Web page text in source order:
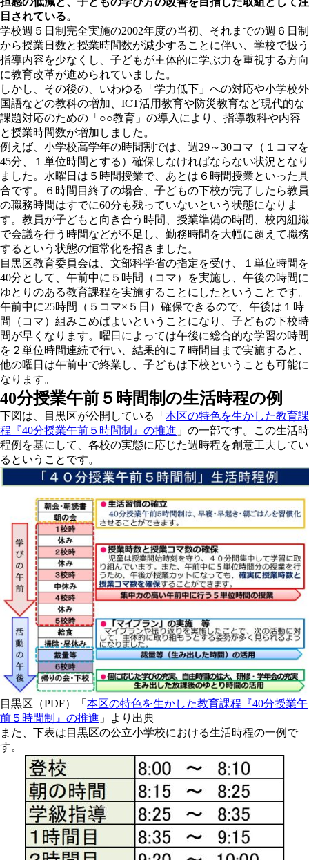
目されている。
学校週５日制完全実施の2002年度の当初、それまでの週６日制
から授業日数と授業時間数が減少することに伴い、学校で扱う
指導内容を少なくし、子どもが主体的に学ぶ力を重視する方向
に教育改革が進められていました。
しかし、その後の、いわゆる「学力低下」への対応や小学校外
国語などの教科の増加、ICT活用教育や防災教育など現代的な
課題対応のための「○○教育」の導入により、指導教科や内容
と授業時間数が増加しました。
例えば、小学校高学年の時間割では、週29～30コマ（１コマを
45分、１単位時間とする）確保しなければならない状況となり
ました。水曜日は５時間授業で、あとは６時間授業といった具
合です。６時間目終了の場合、子どもの下校が完了したら教員
の職務時間はすでに60分も残っていないという状態になりま
す。教員が子どもと向き合う時間、授業準備の時間、校内組織
で会議を行う時間などが不足し、勤務時間を大幅に超えて職務
するという状態の恒常化を招きました。
目黒区教育委員会は、文部科学省の指定を受け、１単位時間を
40分として、午前中に５時間（コマ）を実施し、午後の時間に
ゆとりのある教育課程を実施することにしたということです。
午前中に25時間（５コマ×５日）確保できるので、午後は１時
間（コマ）組みこめばよいということになり、子どもの下校時
間が早くなります。曜日によっては午後に総合的な学習の時間
を２単位時間連続で行い、結果的に７時間目まで実施すると、
他の曜日は午前中で終業し、子どもは下校ということも可能に
なります。
40分授業午前５時間制の生活時程の例
下図は、目黒区が公開している「 本区の特色を生かした教育課
程『40分授業午前５時間制』の推進 」の一部です。この生活時
程例を基にして、各校の実態に応じた週時程を創意工夫してい
るということです。
目黒区（PDF）「 本区の特色を生かした教育課程『40分授業午
前５時間制』の推進 」より出典
また、下表は目黒区の公立小学校における生活時程の一例で
す。